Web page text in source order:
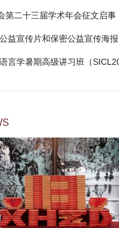
第二十三届学术年会征文启事
益宣传片和保密公益宣传海报